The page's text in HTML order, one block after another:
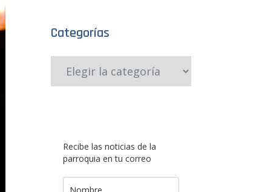
Categorías
Recibe las noticias de la
parroquia en tu correo